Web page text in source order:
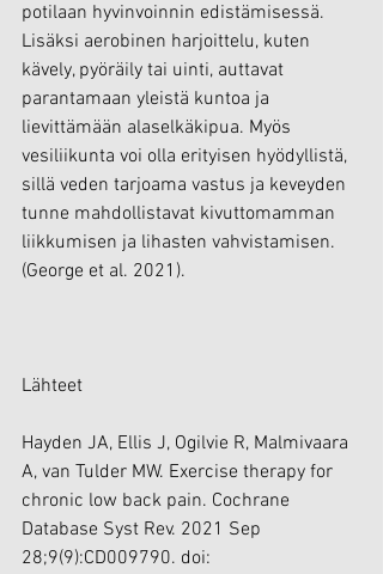
potilaan hyvinvoinnin edistämisessä.
Lisäksi aerobinen harjoittelu, kuten
kävely, pyöräily tai uinti, auttavat
parantamaan yleistä kuntoa ja
lievittämään alaselkäkipua. Myös
vesiliikunta voi olla erityisen hyödyllistä,
sillä veden tarjoama vastus ja keveyden
tunne mahdollistavat kivuttomamman
liikkumisen ja lihasten vahvistamisen.
(George et al. 2021).
Lähteet
Hayden JA, Ellis J, Ogilvie R, Malmivaara
A, van Tulder MW. Exercise therapy for
chronic low back pain. Cochrane
Database Syst Rev. 2021 Sep
28;9(9):CD009790. doi: